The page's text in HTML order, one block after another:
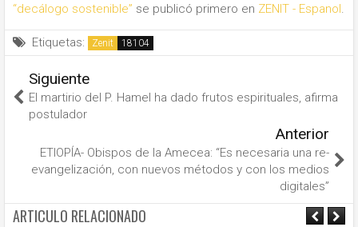
“decálogo sostenible” se publicó primero en ZENIT - Espanol.
Etiquetas: Zenit
Siguiente
El martirio del P. Hamel ha dado frutos espirituales, afirma
postulador
Anterior
ETIOPÍA- Obispos de la Amecea: “Es necesaria una re-
evangelización, con nuevos métodos y con los medios
digitales”
ARTICULO RELACIONADO